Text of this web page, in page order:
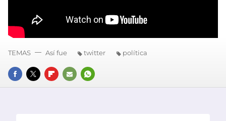
FACEBOOK
TWITTERFLIPBOARD
E-
WHATSAPP
TEMAS Así fue twitter política